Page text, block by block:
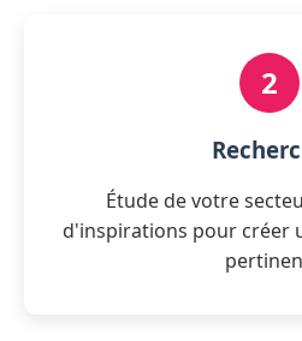
2
Étude de votre
d'inspirations pour créer